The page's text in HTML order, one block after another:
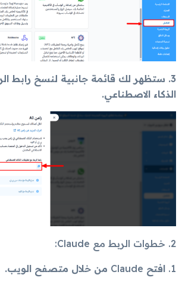
3. ستظهر لك قائمة جانبية لنسخ رابط
الذكاء الاصطناعي.
2. خطوات الربط مع Claude:
1. افتح Claude من خلال متصفح الويب.